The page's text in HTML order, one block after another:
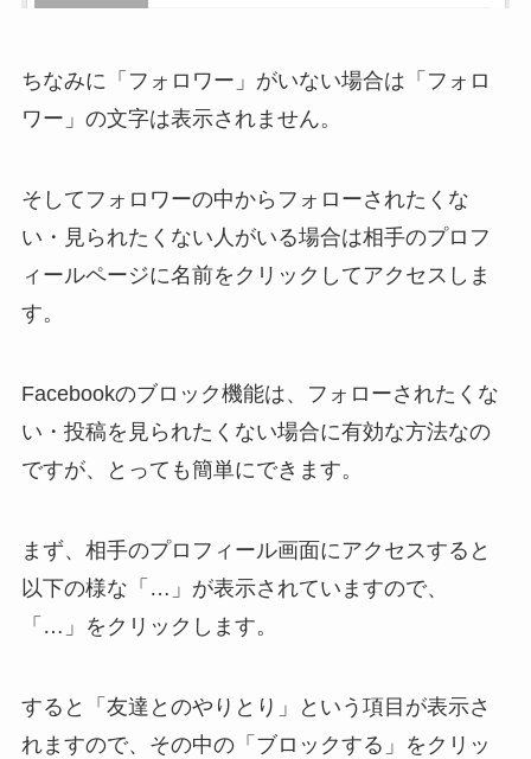
ちなみに「フォロワー」がいない場合は「フォロ
ワー」の文字は表示されません。
そしてフォロワーの中からフォローされたくな
い・見られたくない人がいる場合は相手のプロフ
ィールページに名前をクリックしてアクセスしま
す。
Facebookのブロック機能は、フォローされたくな
い・投稿を見られたくない場合に有効な方法なの
ですが、とっても簡単にできます。
まず、相手のプロフィール画面にアクセスすると
以下の様な「…」が表示されていますので、
「…」をクリックします。
すると「友達とのやりとり」という項目が表示さ
れますので、その中の「ブロックする」をクリッ